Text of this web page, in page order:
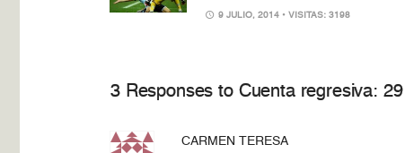
9 JULIO, 2014 • VISITAS: 3198
3 Responses to Cuenta regresiva:
CARMEN TERESA